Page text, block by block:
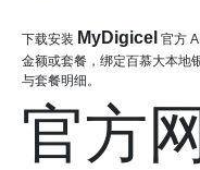
下载安装 MyDigicel 官方
金额或套餐，绑定百慕大本地
与套餐明细。
官方